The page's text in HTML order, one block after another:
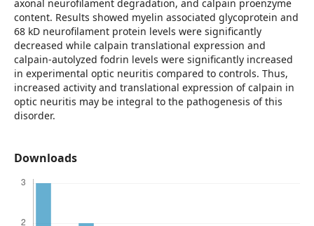
axonal neurofilament degradation, and calpain proenzyme
content. Results showed myelin associated glycoprotein and
68 kD neurofilament protein levels were significantly
decreased while calpain translational expression and
calpain-autolyzed fodrin levels were significantly increased
in experimental optic neuritis compared to controls. Thus,
increased activity and translational expression of calpain in
optic neuritis may be integral to the pathogenesis of this
disorder.
Downloads